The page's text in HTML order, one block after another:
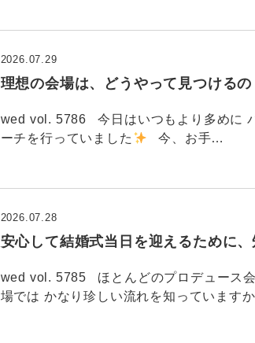
理想の会場は、どうやって見つけるの
2026.07.29
wed vol. 5786 今日はいつもより多めに
ーチを行っていました
今、お手…
安心して結婚式当日を迎えるために
2026.07.28
wed vol. 5785 ほとんどのプロデュース
場では かなり珍しい流れを知っています